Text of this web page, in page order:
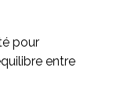
pour
entre